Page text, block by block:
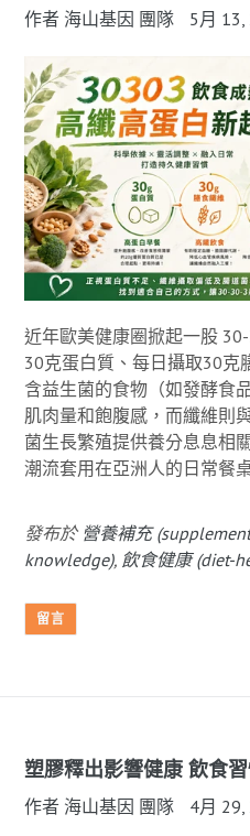
作者 海山基因 團隊 5月 13,
近年歐美健康圈掀起一股
30克蛋白質、每日攝取30克
含益生菌的食物（如發酵食
肌肉量和飽腹感，而纖維則
菌生長繁殖提供養分息息相
潮流套用在亞洲人的日常餐
發布於 營養補充
knowledge), 飲食健康 (diet-
留言
塑膠釋出影響健康 飲食
作者 海山基因 團隊 4月 29,